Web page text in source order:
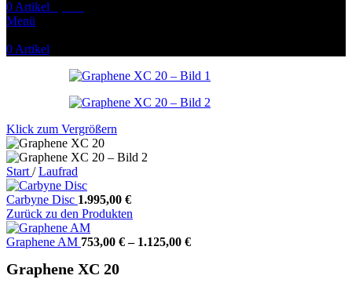
0 Artikel
Menü
0 Artikel
Klick zum Vergrößern
Start / Laufrad
Carbyne Disc 1.995,00 €
Zurück zu den Produkten
Graphene AM 753,00 €– 1.125,00 €
Graphene XC 20